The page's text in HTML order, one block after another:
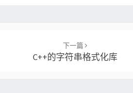
下一篇
C++的字符串格式化库